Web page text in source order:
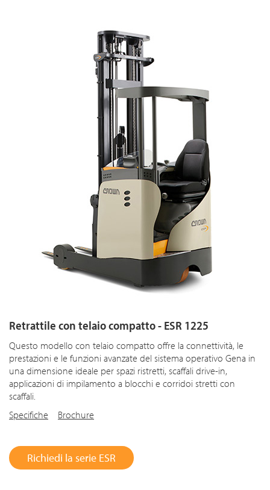
Retrattile con telaio compatto - ESR 1225
Questo modello con telaio compatto offre la connettività, le
prestazioni e le funzioni avanzate del sistema operativo Gena in
una dimensione ideale per spazi ristretti, scaffali drive-in,
applicazioni di impilamento a blocchi e corridoi stretti con
scaffali.
Specifiche
Brochure
Richiedi la serie ESR